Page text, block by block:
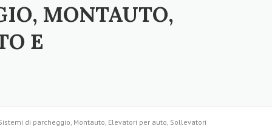
MONTAUTO,
E
di parcheggio, Montauto, Elevatori per auto, Sollevatori